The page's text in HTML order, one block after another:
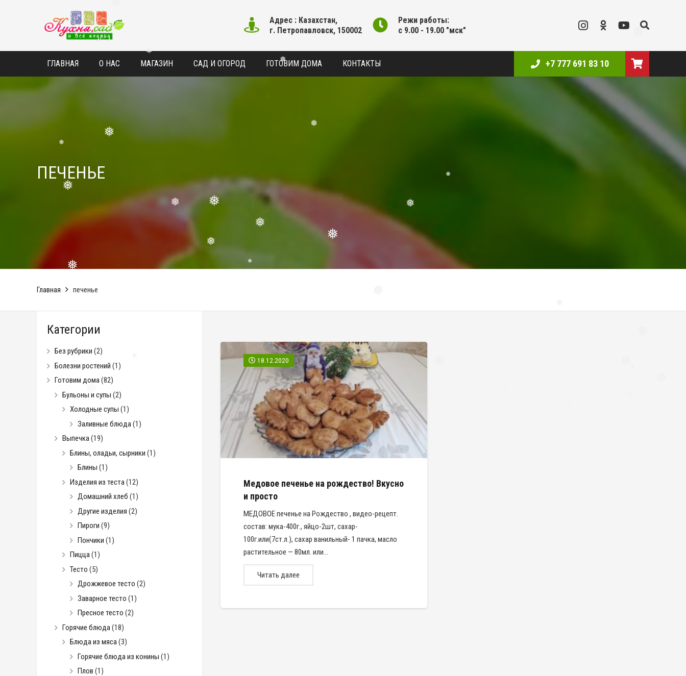
❅
❅
❅
❅
❅
Адрес : Казахстан,
г. Петропавловск, 150002
Режи работы:
с 9.00 - 19.00 "мск"
ГЛАВНАЯ О НАС МАГАЗИН САД И ОГОРОД ГОТОВИМ ДОМА КОНТАКТЫ +7 777 691 83 10
ПЕЧЕНЬЕ
Главная печенье
18.12.2020
Медовое печенье на рождество! Вкусно
и просто
МЕДОВОЕ печенье на Рождество , видео-рецепт.
состав: мука-400г., яйцо-2шт, сахар-
100г.или(7ст.л.), сахар ванильный- 1 пачка, масло
растительное — 80мл. или…
Читать далее
Категории
Без рубрики (2)
Болезни ростений (1)
Готовим дома(82)
Бульоны и супы (2)
Холодные супы (1)
Заливные блюда (1)
Выпечка(19)
Блины, оладьи, сырники (1)
Блины (1)
Изделия из теста (12)
Домашний хлеб (1)
Другие изделия (2)
Пироги (9)
Пончики (1)
Пицца(1)
Тесто (5)
Дрожжевое тесто (2)
Заварное тесто (1)
Пресное тесто (2)
Горячие блюда (18)
Блюда из мяса(3)
Горячие блюда из конины (1)
Плов (1)